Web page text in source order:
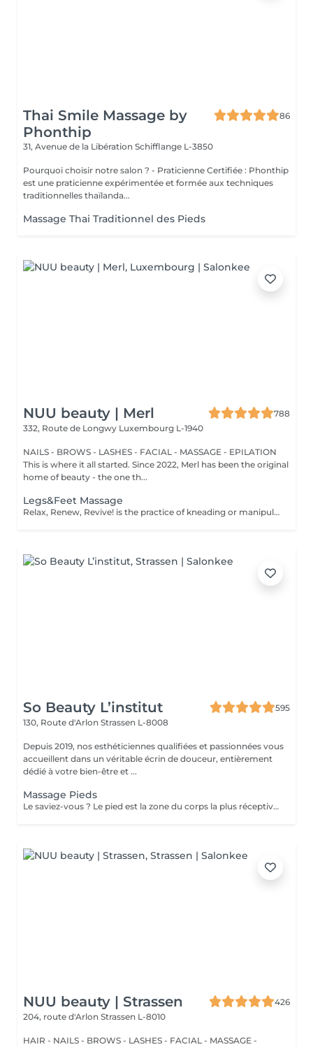
Thai Smile Massage by
Phonthip
86
31, Avenue de la Libération Schifflange L-3850
Pourquoi choisir notre salon ? - Praticienne Certifiée : Phonthip
est une praticienne expérimentée et formée aux techniques
traditionnelles thaïlanda...
Massage Thai Traditionnel des Pieds
NUU beauty | Merl
788
332, Route de Longwy Luxembourg L-1940
NAILS - BROWS - LASHES - FACIAL - MASSAGE - EPILATION
This is where it all started. Since 2022, Merl has been the original
home of beauty - the one th...
Legs&Feet Massage
Relax, Renew, Revive! is the practice of kneading or manipulating a person's muscles and other soft-tissue in order to reduce stress, reduce muscle pain, increase relaxation and improve the work of the immune system. Benefits of getting legs or feet massage: - reduces stress - relaxing - improves blood circulation - improves body immune system How is massage legs or feet done? - feet and legs are massaged Age restrictions: there are no age restrictions for this procedure. Post procedure recommendations: do not do sport and any sharp movements for 2-3 hours after the procedure. Frequency: 1-2 times per week, 10 times in total. Repeat once in 3-6 months.
So Beauty L’institut
595
130, Route d'Arlon Strassen L-8008
Depuis 2019, nos esthéticiennes qualifiées et passionnées vous
accueillent dans un véritable écrin de douceur, entièrement
dédié à votre bien-être et ...
Massage Pieds
Le saviez-vous ? Le pied est la zone du corps la plus réceptive au massage. Nous n'y pensons pas assez mais les pieds sont une partie très importante du corps et nécessitent un soin tout particulier ! Supportant toute la charge pondérale ainsi que les agressions extérieures telles que le temps, les chaussures trop serrées, à talons ou simplement le fait de marcher toute la journée, nos pieds sont fortement sollicités ! Les massages des pieds sont donc conseillés et très favorables à notre bien-être général !
NUU beauty | Strassen
426
204, route d'Arlon Strassen L-8010
HAIR - NAILS - BROWS - LASHES - FACIAL - MASSAGE -